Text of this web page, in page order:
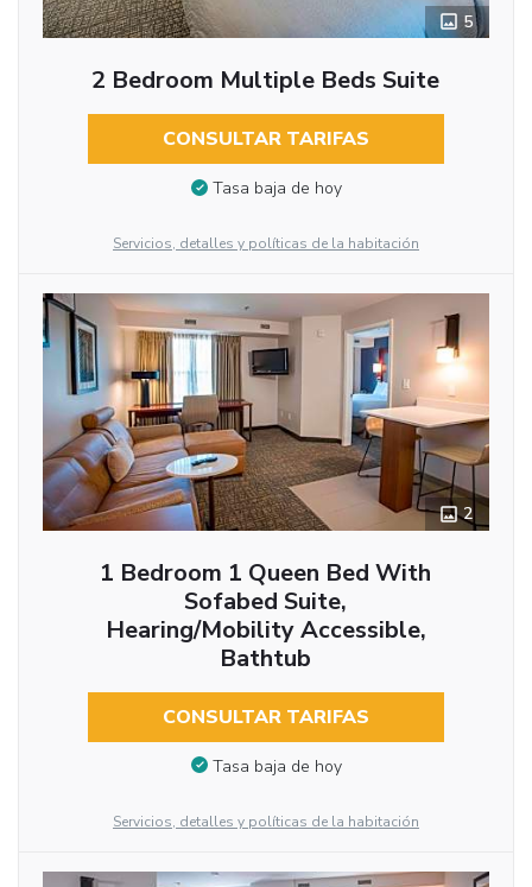
5
2 Bedroom Multiple Beds Suite
CONSULTAR TARIFAS
Tasa baja de hoy
Servicios, detalles y políticas de la habitación
2
1 Bedroom 1 Queen Bed With
Sofabed Suite,
Hearing/Mobility Accessible,
Bathtub
CONSULTAR TARIFAS
Tasa baja de hoy
Servicios, detalles y políticas de la habitación